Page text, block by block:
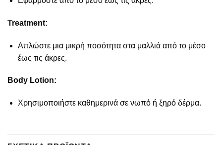
Treatment:
Απλώστε μια μικρή ποσότητα στα μαλλιά από το μέσο
έως τις άκρες.
Body Lotion:
Χρησιμοποιήστε καθημερινά σε νωπό ή ξηρό δέρμα.